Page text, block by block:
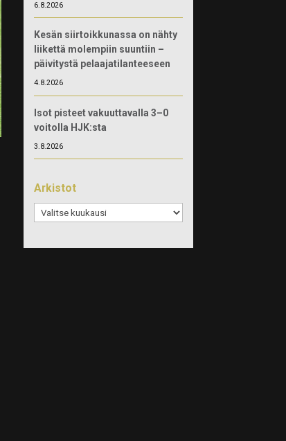
6.8.2026
Kesän siirtoikkunassa on nähty
liikettä molempiin suuntiin –
päivitystä pelaajatilanteeseen
4.8.2026
Isot pisteet vakuuttavalla 3–0
voitolla HJK:sta
3.8.2026
Arkistot
Arkistot